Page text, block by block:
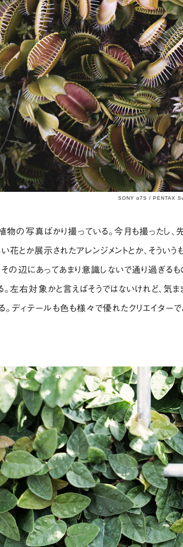
SONY α7S / PENTAX
物の写真ばかり撮っている。今月も撮ったし、
い花とか展示されたアレンジメントとか、そうい
その辺にあってあまり意識しないで通り過ぎる
。左右対象かと言えばそうではないけれど、気
。ディテールも色も様々で優れたクリエイター